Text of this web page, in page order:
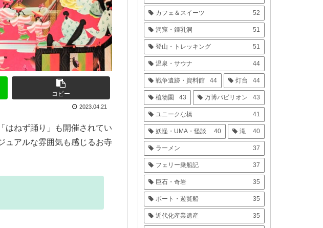
コピー
2023.04.21
はねず踊り」も開催されてい
ュアルな雰囲気も感じるお寺
カフェ＆スイーツ 52
洞窟・鍾乳洞 51
登山・トレッキング 51
温泉・サウナ 44
戦争遺跡・資料館 44 灯台 44
植物園 43 万博パビリオン 43
ユニークな橋 41
妖怪・UMA・怪談 40 滝 40
ラーメン 37
フェリー乗船記 37
巨石・奇岩 35
ボート・遊覧船 35
近代化産業遺産 35